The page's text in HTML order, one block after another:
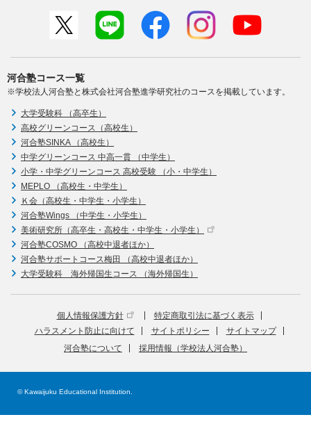
河合塾コース一覧
※学校法人河合塾と株式会社河合塾進学研究社のコースを掲載しています。
大学受験科 （高卒生）
高校グリーンコース（高校生）
河合塾SINKA （高校生）
中学グリーンコース 中高一貫 （中学生）
小学・中学グリーンコース 高校受験 （小・中学生）
MEPLO （高校生・中学生）
Ｋ会（高校生・中学生・小学生）
河合塾Wings （中学生・小学生）
美術研究所（高卒生・高校生・中学生・小学生）
河合塾COSMO （高校中退者ほか）
河合塾サポートコース梅田 （高校中退者ほか）
大学受験科 海外帰国生コース （海外帰国生）
個人情報保護方針
特定商取引法に基づく表示
ハラスメント防止に向けて
サイトポリシー
サイトマップ
河合塾について
採用情報（学校法人河合塾）
© Kawaijuku Educational Institution.